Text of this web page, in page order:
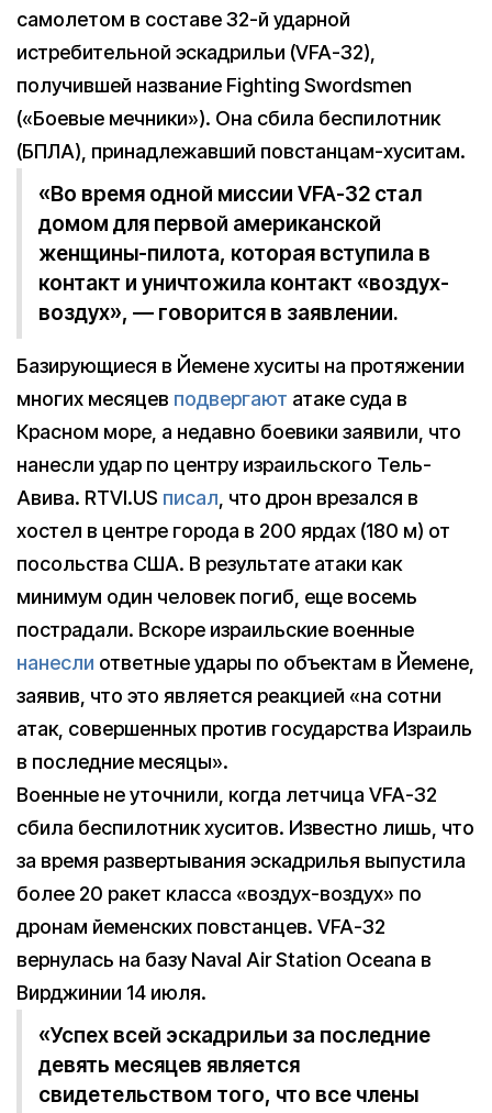
самолетом в составе 32-й ударной
истребительной эскадрильи (VFA-32),
получившей название Fighting Swordsmen
(«Боевые мечники»). Она сбила беспилотник
(БПЛА), принадлежавший повстанцам-хуситам.
«Во время одной миссии VFA-32 стал
домом для первой американской
женщины-пилота, которая вступила в
контакт и уничтожила контакт «воздух-
воздух», — говорится в заявлении.
Базирующиеся в Йемене хуситы на протяжении
многих месяцев подвергают атаке суда в
Красном море, а недавно боевики заявили, что
нанесли удар по центру израильского Тель-
Авива. RTVI.US писал, что дрон врезался в
хостел в центре города в 200 ярдах (180 м) от
посольства США. В результате атаки как
минимум один человек погиб, еще восемь
пострадали. Вскоре израильские военные
нанесли ответные удары по объектам в Йемене,
заявив, что это является реакцией «на сотни
атак, совершенных против государства Израиль
в последние месяцы».
Военные не уточнили, когда летчица VFA-32
сбила беспилотник хуситов. Известно лишь, что
за время развертывания эскадрилья выпустила
более 20 ракет класса «воздух-воздух» по
дронам йеменских повстанцев. VFA-32
вернулась на базу Naval Air Station Oceana в
Вирджинии 14 июля.
«Успех всей эскадрильи за последние
девять месяцев является
свидетельством того, что все члены